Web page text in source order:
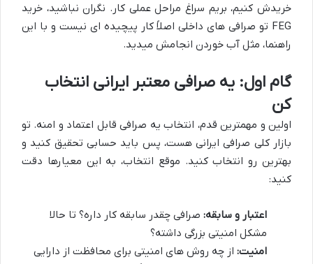
خریدش کنیم، بریم سراغ مراحل عملی کار. نگران نباشید، خرید
FEG تو صرافی های داخلی اصلاً کار پیچیده ای نیست و با این
راهنما، مثل آب خوردن انجامش میدید.
گام اول: یه صرافی معتبر ایرانی انتخاب
کن
اولین و مهمترین قدم، انتخاب یه صرافی قابل اعتماد و امنه. تو
بازار کلی صرافی ایرانی هست، پس باید حسابی تحقیق کنید و
بهترین رو انتخاب کنید. موقع انتخاب، به این معیارها دقت
کنید:
اعتبار و سابقه: صرافی چقدر سابقه کار داره؟ تا حالا
مشکل امنیتی بزرگی داشته؟
امنیت: از چه روش های امنیتی برای محافظت از دارایی